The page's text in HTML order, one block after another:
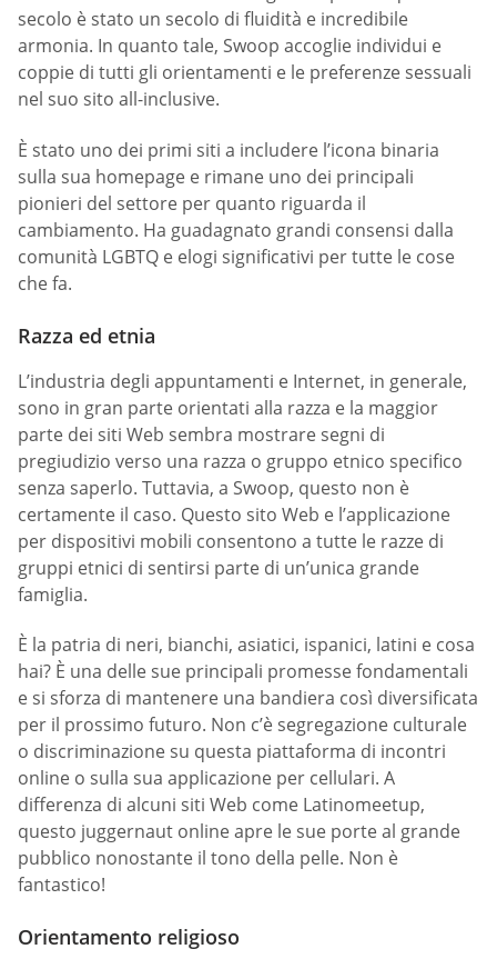
secolo è stato un secolo di fluidità e incredibile
armonia. In quanto tale, Swoop accoglie individui e
coppie di tutti gli orientamenti e le preferenze sessuali
nel suo sito all-inclusive.
È stato uno dei primi siti a includere l’icona binaria
sulla sua homepage e rimane uno dei principali
pionieri del settore per quanto riguarda il
cambiamento. Ha guadagnato grandi consensi dalla
comunità LGBTQ e elogi significativi per tutte le cose
che fa.
Razza ed etnia
L’industria degli appuntamenti e Internet, in generale,
sono in gran parte orientati alla razza e la maggior
parte dei siti Web sembra mostrare segni di
pregiudizio verso una razza o gruppo etnico specifico
senza saperlo. Tuttavia, a Swoop, questo non è
certamente il caso. Questo sito Web e l’applicazione
per dispositivi mobili consentono a tutte le razze di
gruppi etnici di sentirsi parte di un’unica grande
famiglia.
È la patria di neri, bianchi, asiatici, ispanici, latini e cosa
hai? È una delle sue principali promesse fondamentali
e si sforza di mantenere una bandiera così diversificata
per il prossimo futuro. Non c’è segregazione culturale
o discriminazione su questa piattaforma di incontri
online o sulla sua applicazione per cellulari. A
differenza di alcuni siti Web come Latinomeetup,
questo juggernaut online apre le sue porte al grande
pubblico nonostante il tono della pelle. Non è
fantastico!
Orientamento religioso